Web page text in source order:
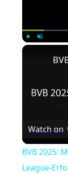
Watch on
BVB 2025:
League-